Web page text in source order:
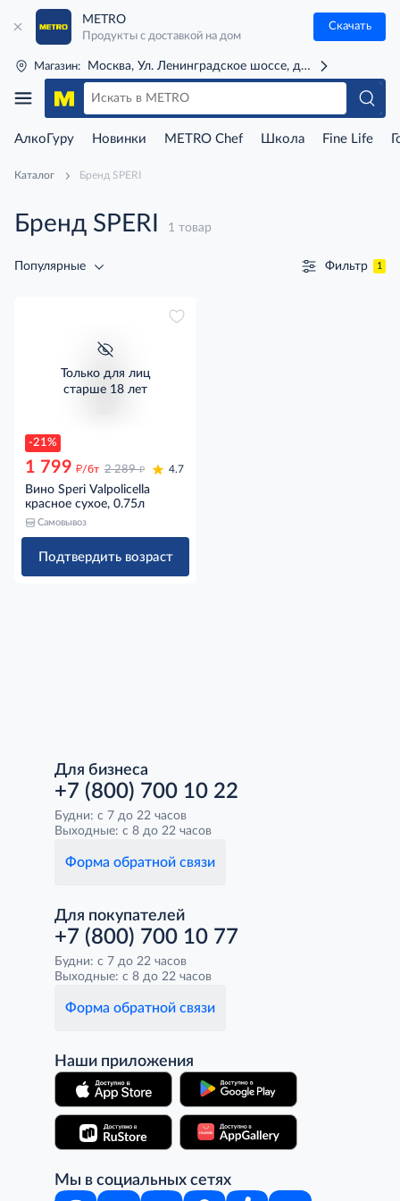
METRO
Продукты с доставкой на дом
Скачать
Магазин: Москва, Ул. Ленинградское шоссе, д. 71Г (м. Речной
АлкоГуру Новинки METRO Chef Школа Fine Life
Каталог Бренд SPERI
Бренд SPERI 1 товар
Популярные Фильтр 1
-21%
Только для лиц
старше 18 лет
1 799 д/бт 2 289 д 4.7
Вино Speri Valpolicella
красное сухое, 0.75л
Самовывоз
Подтвердить возраст
Для бизнеса
+7 (800) 700 10 22
Будни: с 7 до 22 часов
Выходные: с 8 до 22 часов
Форма обратной связи
Для покупателей
+7 (800) 700 10 77
Будни: с 7 до 22 часов
Выходные: с 8 до 22 часов
Форма обратной связи
Наши приложения
Мы в социальных сетях